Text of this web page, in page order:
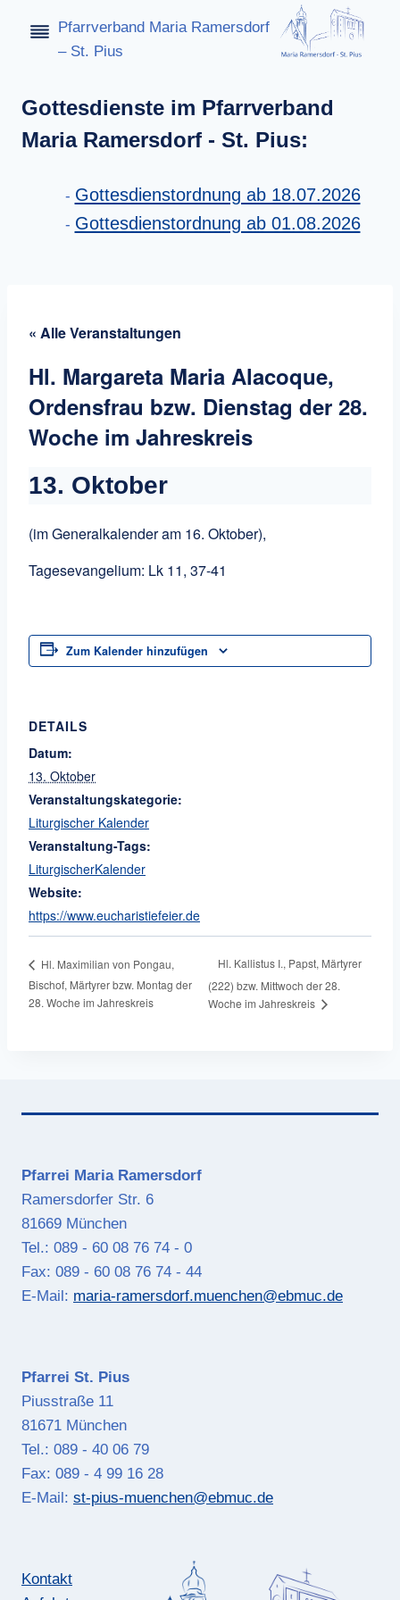
Inhalt
Pfarrverband Maria Ramersdorf
– St. Pius
Gottesdienste im Pfarrverband
Maria Ramersdorf - St. Pius:
Gottesdienstordnung ab 18.07.2026
Gottesdienstordnung ab 01.08.2026
« Alle Veranstaltungen
Hl. Margareta Maria Alacoque,
Ordensfrau bzw. Dienstag der 28.
Woche im Jahreskreis
13. Oktober
(im Generalkalender am 16. Oktober),
Tagesevangelium: Lk 11, 37-41
Zum Kalender hinzufügen
DETAILS
Datum:
13. Oktober
Veranstaltungskategorie:
Liturgischer Kalender
Veranstaltung-Tags:
LiturgischerKalender
Website:
https://www.eucharistiefeier.de
Hl. Maximilian von Pongau,
Bischof, Märtyrer bzw. Montag der
28. Woche im Jahreskreis
Hl. Kallistus I., Papst, Märtyrer
(222) bzw. Mittwoch der 28.
Woche im Jahreskreis
Pfarrei Maria Ramersdorf
Ramersdorfer Str. 6
81669 München
Tel.: 089 - 60 08 76 74 - 0
Fax: 089 - 60 08 76 74 - 44
E-Mail: maria-ramersdorf.muenchen@ebmuc.de
Pfarrei St. Pius
Piusstraße 11
81671 München
Tel.: 089 - 40 06 79
Fax: 089 - 4 99 16 28
E-Mail: st-pius-muenchen@ebmuc.de
Kontakt